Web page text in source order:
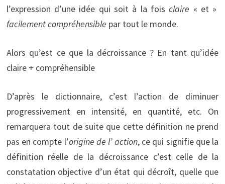
l’expression d’une idée qui soit à la foisclaire « et »
facilement compréhensible par tout le monde.
Alors qu’est ce que la décroissance ? En tant qu’idée
claire + compréhensible
D’après le dictionnaire, c’est l’action de diminuer
progressivement en intensité, en quantité, etc. On
remarquera tout de suite que cette définition ne prend
pas en compte l’origine de l’ action, ce qui signifie que la
définition réelle de la décroissance c’est celle de la
constatation objective d’un état qui décroît, quelle que